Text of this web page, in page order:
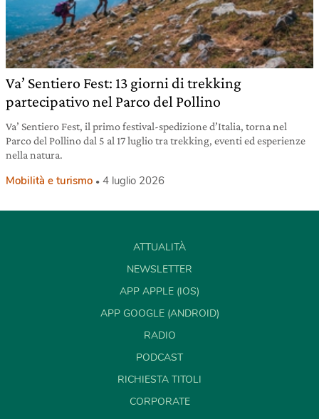
Va’ Sentiero Fest: 13 giorni di trekking
partecipativo nel Parco del Pollino
Va’ Sentiero Fest, il primo festival-spedizione d’Italia, torna nel
Parco del Pollino dal 5 al 17 luglio tra trekking, eventi ed esperienze
nella natura.
Mobilità e turismo 4 luglio 2026
ATTUALITÀ
NEWSLETTER
APP APPLE (IOS)
APP GOOGLE (ANDROID)
RADIO
PODCAST
RICHIESTA TITOLI
CORPORATE